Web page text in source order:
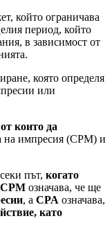
който ограничава
период, който
в зависимост от
която определя
или
които да
на импресия (CPM) и
път, когато
CPM означава, че ще
, а CPA означава,
като